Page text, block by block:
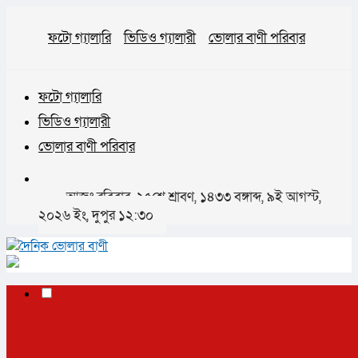
ফটো গ্যালারি ভিডিও গ্যালারী ভোলার বাণী পরিবার
ফটো গ্যালারি
ভিডিও গ্যালারী
ভোলার বাণী পরিবার
আজঃ রবিবার, ২৫শে শ্রাবণ, ১৪৩৩ বঙ্গাব্দ, ৯ই আগস্ট,
২০২৬ ইং, দুপুর ১২:৩০
✕